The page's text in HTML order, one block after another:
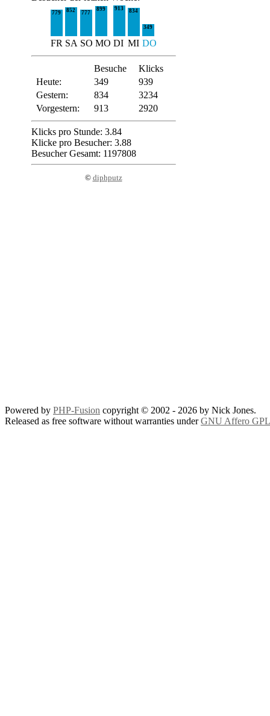
779 852 777
899 913 834
349
FR SA SO MO DI MI DO
Besuche
Klicks
Heute:
349
939
Gestern:
834
3234
Vorgestern:
913 2920
Klicks pro Stunde: 3.84
Klicke pro Besucher: 3.88
Besucher Gesamt: 1197808
© diphputz
Powered by PHP-Fusion copyright © 2002 - 2026 by Nick Jones.
Released as free software without warranties underGNU Affero GPL